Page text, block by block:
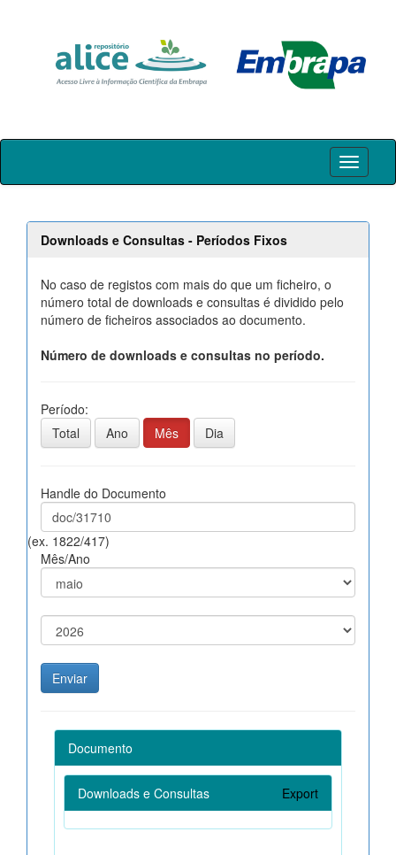
Skip
Downloads e Consultas - Períodos Fixos
No caso de registos com mais do que um ficheiro, o
número total de downloads e consultas é dividido pelo
número de ficheiros associados ao documento.
Número de downloads e consultas no período.
Período:
Total
Ano Mês Dia
Handle do Documento
(ex. 1822/417)
Mês/Ano
Documento
Downloads e Consultas Export